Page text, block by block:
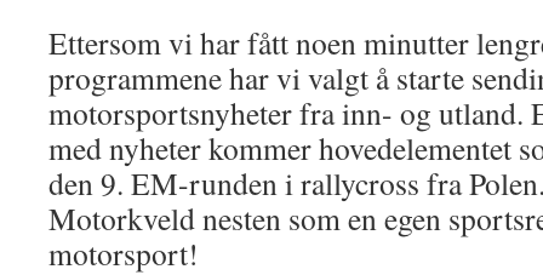
Ettersom vi har fått noen minutter
programmene har vi valgt å starte
motorsportsnyheter fra inn- og utland.
med nyheter kommer hovedelementet
den 9. EM-runden i rallycross fra
Motorkveld nesten som en egen
motorsport!